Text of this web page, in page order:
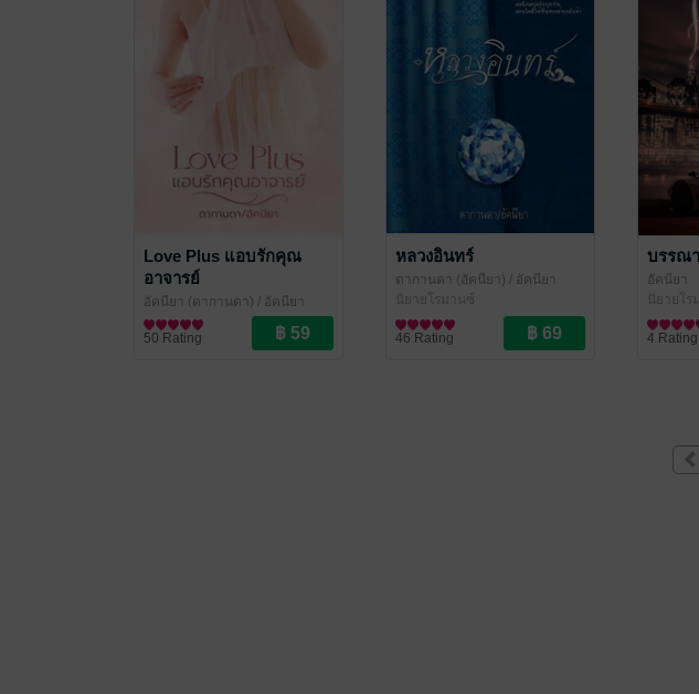
Love Plus แอบรักคุณ
อาจารย์
อัคนียา (ดากานดา) / อัคนียา
นิยายโรมานซ์
50 Rating
หลวงอินทร์
ดากานดา (อัคนียา) / อัคนียา
นิยายโรมานซ์
46 Rating
บรรณ
อัคนียา
นิยายโ
4 Rating